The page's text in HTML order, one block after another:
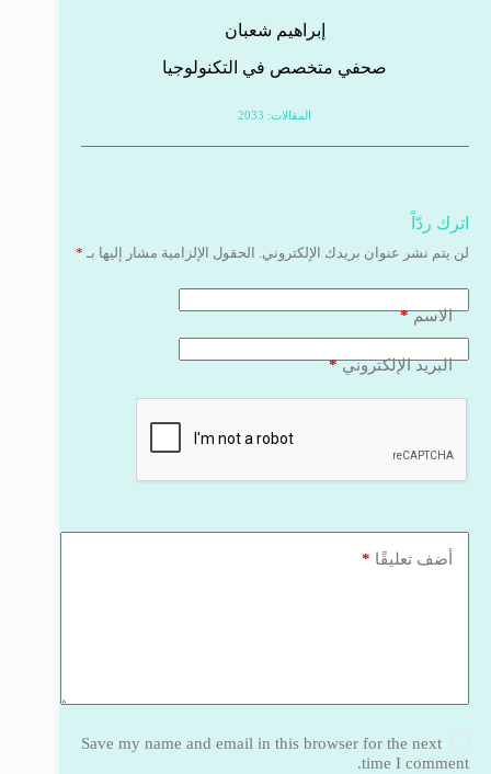
إبراهيم شعبان
صحفي متخصص في التكنولوجيا
المقالات: 2033
اترك ردّاً
لن يتم نشر عنوان بريدك الإلكتروني. الحقول الإلزامية مشار إليها بـ *
الاسم*
البريد الإلكتروني*
أضف تعليقًا *
Save my name and email in this browser for the next
time I comment.